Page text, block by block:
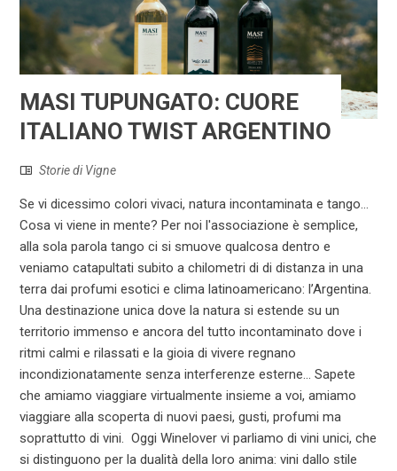
MASI TUPUNGATO: CUORE
ITALIANO TWIST ARGENTINO
Storie di Vigne
Se vi dicessimo colori vivaci, natura incontaminata e tango…
Cosa vi viene in mente? Per noi l'associazione è semplice,
alla sola parola tango ci si smuove qualcosa dentro e
veniamo catapultati subito a chilometri di di distanza in una
terra dai profumi esotici e clima latinoamericano: l’Argentina.
Una destinazione unica dove la natura si estende su un
territorio immenso e ancora del tutto incontaminato dove i
ritmi calmi e rilassati e la gioia di vivere regnano
incondizionatamente senza interferenze esterne... Sapete
che amiamo viaggiare virtualmente insieme a voi, amiamo
viaggiare alla scoperta di nuovi paesi, gusti, profumi ma
soprattutto di vini. Oggi Winelover vi parliamo di vini unici, che
si distinguono per la dualità della loro anima: vini dallo stile